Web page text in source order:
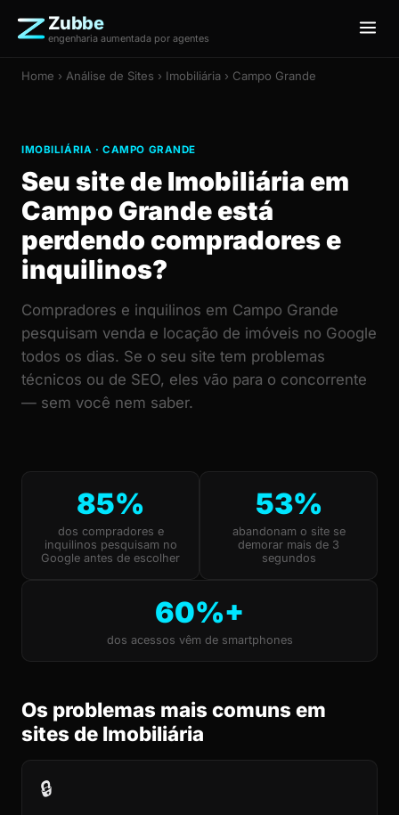
Zubbe
engenharia aumentada por agentes
Home › Análise de Sites › Imobiliária › Campo Grande
IMOBILIÁRIA · CAMPO GRANDE
Seu site de Imobiliária em
Campo Grande está
perdendo compradores e
inquilinos?
Compradores e inquilinos em Campo Grande
pesquisam venda e locação de imóveis no Google
todos os dias. Se o seu site tem problemas
técnicos ou de SEO, eles vão para o concorrente
— sem você nem saber.
85%
dos compradores e
inquilinos pesquisam no
Google antes de escolher
53%
abandonam o site se
demorar mais de 3
segundos
60%+
dos acessos vêm de smartphones
Os problemas mais comuns em
sites de Imobiliária
🔒